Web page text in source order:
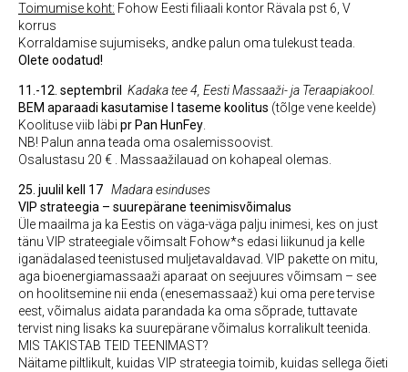
Toimumise koht: Fohow Eesti filiaali kontor Rävala pst 6, V
korrus
Korraldamise sujumiseks, andke palun oma tulekust teada.
Olete oodatud!
11.-12. septembril Kadaka tee 4, Eesti Massaaži- ja Teraapiakool.
BEM aparaadi kasutamise I taseme koolitus (tõlge vene keelde)
Koolituse viib läbi pr Pan HunFey
NB! Palun anna teada oma osalemissoovist.
Osalustasu 20 € . Massaažilauad on kohapeal olemas.
25. juulil kell 17 Madara esinduses
VIP strateegia – suurepärane teenimisvõimalus
Üle maailma ja ka Eestis on väga-väga palju inimesi, kes on just
tänu VIP strateegiale võimsalt Fohow*s edasi liikunud ja kelle
iganädalased teenistused muljetavaldavad. VIP pakette on mitu,
aga bioenergiamassaaži aparaat on seejuures võimsam – see
on hoolitsemine nii enda (enesemassaaž) kui oma pere tervise
eest, võimalus aidata parandada ka oma sõprade, tuttavate
tervist ning lisaks ka suurepärane võimalus korralikult teenida.
MIS TAKISTAB TEID TEENIMAST?
Näitame piltlikult, kuidas VIP strateegia toimib, kuidas sellega õieti